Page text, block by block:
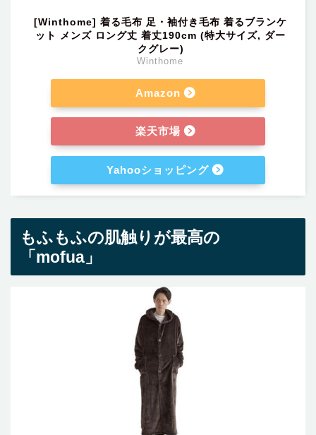
[Winthome] 着る毛布 足・袖付き毛布 着るブランケ
ット メンズ ロング丈 着丈190cm (特大サイズ, ダー
クグレー)
Winthome
Amazon
楽天市場
Yahooショッピング
もふもふの肌触りが最高の
「mofua」